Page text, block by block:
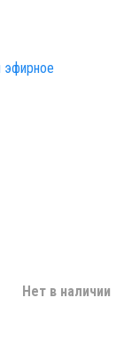
Нет в наличии